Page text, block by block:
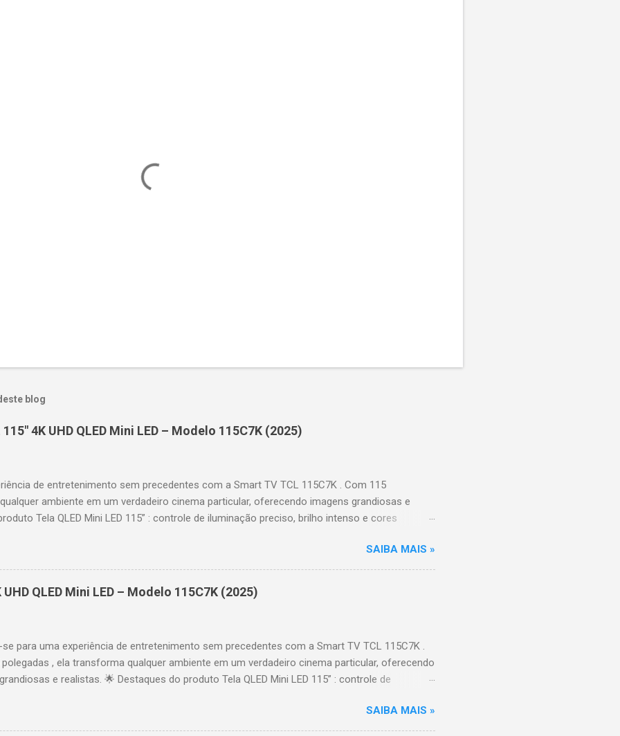
blog
4K UHD QLED Mini LED – Modelo 115C7K (2025)
de entretenimento sem precedentes com a Smart TV TCL 115C7K . Com 115
ambiente em um verdadeiro cinema particular, oferecendo imagens grandiosas e
Tela QLED Mini LED 115” : controle de iluminação preciso, brilho intenso e cores
imagens e movimentos fluidos. Taxa de atualização nativa de 144Hz (até 240Hz com DLG) :
garantindo fluidez e resposta imediata. Google TV integrado : interface intuitiva,
e acesso a aplicativos como YouTube, Netflix, Disney+, Prime Video, HBO Max e muito
de voz para facilitar sua navegação. 📐 Design e dimensões Largura: 256,6 cm |
44,5 cm Peso: 99,8 kg (229,3 kg com embalagem) Estrutura imponen...
SAIBA MAIS »
QLED Mini LED – Modelo 115C7K (2025)
se para uma experiência de entretenimento sem precedentes com a Smart TV TCL 115C7K .
, ela transforma qualquer ambiente em um verdadeiro cinema particular, oferecendo
e realistas. 🌟 Destaques do produto Tela QLED Mini LED 115” : controle de
profundo em cada cena. Processador AiPQ : desempenho otimizado para imagens e
fluidos. Taxa de atualização nativa de 144Hz (até 240Hz com DLG) : ideal para esportes e
SAIBA MAIS »